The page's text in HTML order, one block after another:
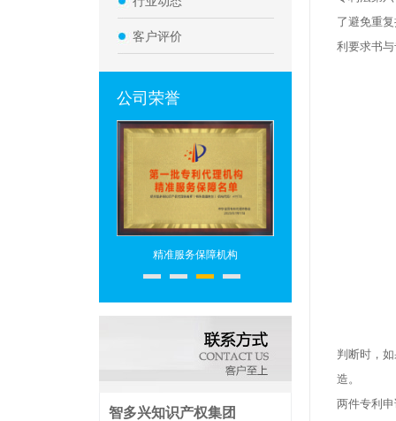
客户评价
公司荣誉
精准服务保障机构
智多兴知识产权集团
了避免重
利要求书
判断时，
造。
两件专利